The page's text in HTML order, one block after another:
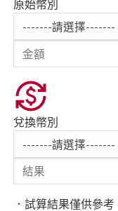
原
幣
原始幣別
-------請選擇-------
入
第
1
個
金
兌
幣
兌換幣別
-------請選擇-------
算
． 試算結果僅供參考